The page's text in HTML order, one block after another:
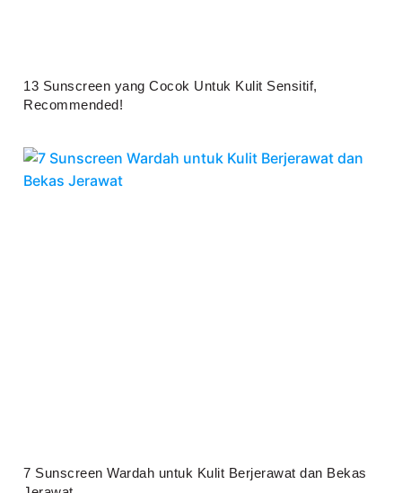
13 Sunscreen yang Cocok Untuk Kulit Sensitif,
Recommended!
7 Sunscreen Wardah untuk Kulit Berjerawat dan Bekas